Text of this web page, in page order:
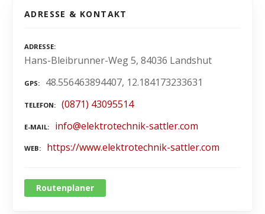
ADRESSE & KONTAKT
ADRESSE
Hans-Bleibrunner-Weg 5, 84036 Landshut
GPS 48.556463894407, 12.184173233631
TELEFON (0871) 43095514
E-MAIL info@elektrotechnik-sattler.com
WEB https://www.elektrotechnik-sattler.com
Routenplaner